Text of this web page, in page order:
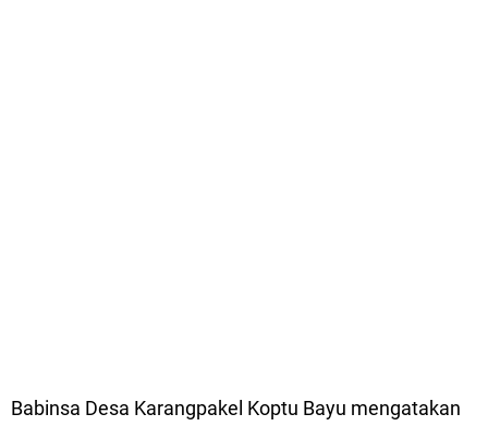
Babinsa Desa Karangpakel Koptu Bayu mengatakan